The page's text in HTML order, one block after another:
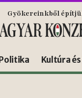
Gyökereinkből
Kultúra